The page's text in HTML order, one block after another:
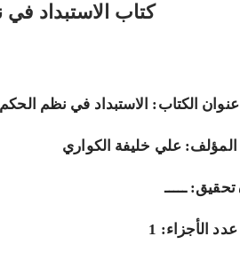
كتاب الاستبداد
عنوان الكتاب: الاستبداد في نظم الحكم
المؤلف: علي خليفة الكواري
تحقيق: ـــــ
عدد الأجزاء: 1